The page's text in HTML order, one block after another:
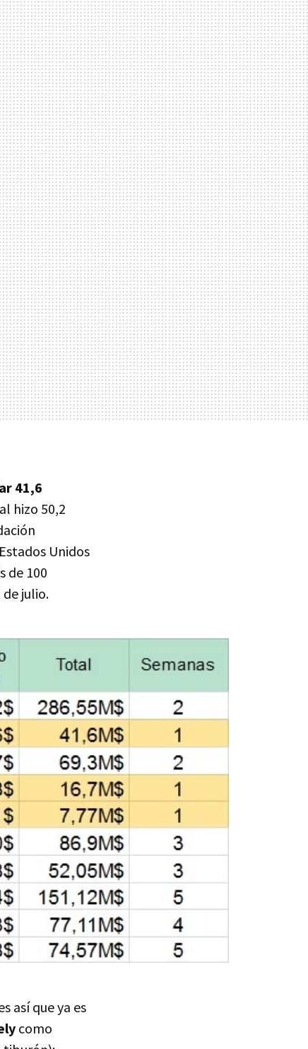
41,6
hizo 50,2
Unidos
de 100
julio.
así que ya es
como